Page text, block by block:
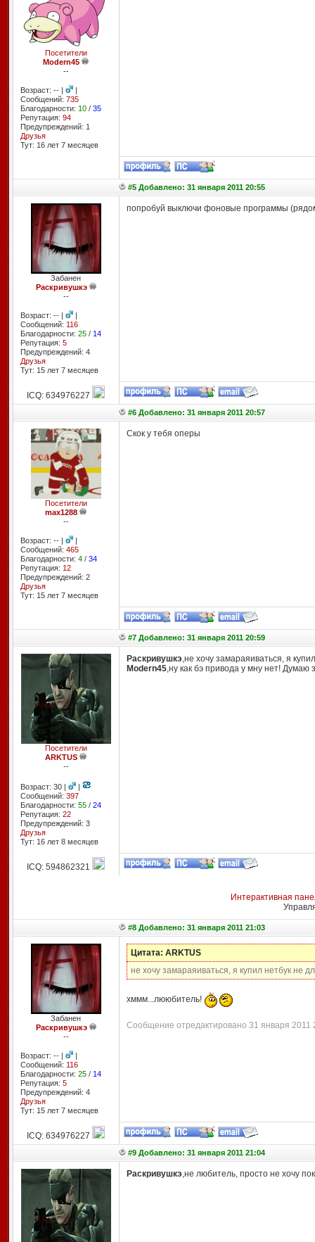
Посетители
Modern45
--
Возраст: -- |
|
Сообщений: 735
Благодарности: 10/ 35
Репутация: 94
Предупреждений: 1
Друзья
Тут: 16 лет 7 месяцев
#5 Добавлено: 31 января 2011 20:55
Забанен
Раскривушкэ
--
Возраст: -- |
|
Сообщений: 116
Благодарности: 25/ 14
Репутация: 5
Предупреждений: 4
Друзья
Тут: 15 лет 7 месяцев
попробуй выключи фоновые программы
ICQ: 634976227
#6 Добавлено: 31 января 2011 20:57
Посетители
max1288
--
Возраст: -- |
|
Сообщений: 465
Благодарности: 4/ 34
Репутация: 12
Предупреждений: 2
Друзья
Тут: 15 лет 7 месяцев
Скок у тебя оперы
#7 Добавлено: 31 января 2011 20:59
Посетители
ARKTUS
--
Возраст: 30 |
|
Сообщений: 397
Благодарности: 55/ 24
Репутация: 22
Предупреждений: 3
Друзья
Тут: 16 лет 8 месяцев
Раскривушкэ,не хочу замараяиваться, я
Modern45,ну как бэ привода у мну нет!
ICQ: 594862321
Интерактивная
#8 Добавлено: 31 января 2011 21:03
Забанен
Раскривушкэ
--
Возраст: -- |
|
Сообщений: 116
Благодарности: 25/ 14
Репутация: 5
Предупреждений: 4
Друзья
Тут: 15 лет 7 месяцев
Цитата: ARKTUS
не хочу замараяиваться, я купил нетбук не
хммм...лююбитель!
Сообщение отредактировано 31 января 2011
ICQ: 634976227
#9 Добавлено: 31 января 2011 21:04
Раскривушкэ,не любитель, просто не хочу